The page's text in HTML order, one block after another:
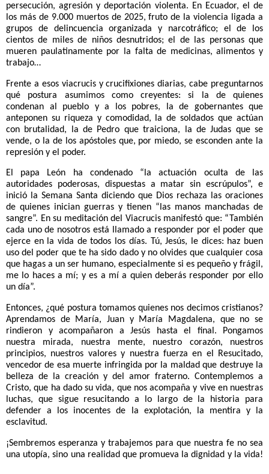
persecución, agresión y deportación violenta. En Ecuador, el de
los más de 9.000 muertos de 2025, fruto de la violencia ligada a
grupos de delincuencia organizada y narcotráfico; el de los
cientos de miles de niños desnutridos; el de las personas que
mueren paulatinamente por la falta de medicinas, alimentos y
trabajo…
Frente a esos viacrucis y crucifixiones diarias, cabe preguntarnos
qué postura asumimos como creyentes: si la de quienes
condenan al pueblo y a los pobres, la de gobernantes que
anteponen su riqueza y comodidad, la de soldados que actúan
con brutalidad, la de Pedro que traiciona, la de Judas que se
vende, o la de los apóstoles que, por miedo, se esconden ante la
represión y el poder.
El papa León ha condenado “la actuación oculta de las
autoridades poderosas, dispuestas a matar sin escrúpulos”, e
inició la Semana Santa diciendo que Dios rechaza las oraciones
de quienes inician guerras y tienen “las manos manchadas de
sangre”. En su meditación del Viacrucis manifestó que: “También
cada uno de nosotros está llamado a responder por el poder que
ejerce en la vida de todos los días. Tú, Jesús, le dices: haz buen
uso del poder que te ha sido dado y no olvides que cualquier cosa
que hagas a un ser humano, especialmente si es pequeño y frágil,
me lo haces a mí; y es a mí a quien deberás responder por ello
un día”.
Entonces, ¿qué postura tomamos quienes nos decimos cristianos?
Aprendamos de María, Juan y María Magdalena, que no se
rindieron y acompañaron a Jesús hasta el final. Pongamos
nuestra mirada, nuestra mente, nuestro corazón, nuestros
principios, nuestros valores y nuestra fuerza en el Resucitado,
vencedor de esa muerte infringida por la maldad que destruye la
belleza de la creación y del amor fraterno. Contemplemos a
Cristo, que ha dado su vida, que nos acompaña y vive en nuestras
luchas, que sigue resucitando a lo largo de la historia para
defender a los inocentes de la explotación, la mentira y la
esclavitud.
¡Sembremos esperanza y trabajemos para que nuestra fe no sea
una utopía, sino una realidad que promueva la dignidad y la vida!